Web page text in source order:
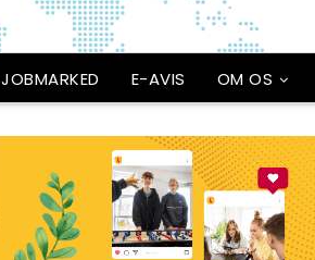
JOBMARKED E-AVIS OM OS